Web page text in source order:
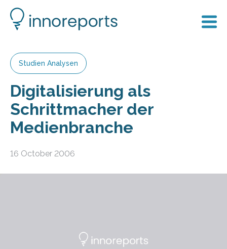
Studien Analysen
Digitalisierung als
Schrittmacher der
Medienbranche
16 October 2006